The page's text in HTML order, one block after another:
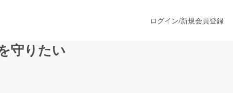
ログイン/新規会員登録
守りたい